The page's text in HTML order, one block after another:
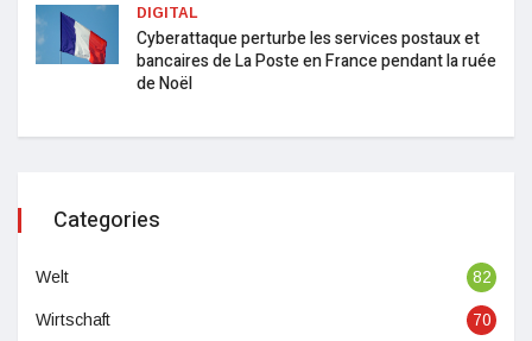
DIGITAL
Cyberattaque perturbe les services postaux et
bancaires de La Poste en France pendant la ruée
de Noël
Categories
Welt 82
Wirtschaft 70